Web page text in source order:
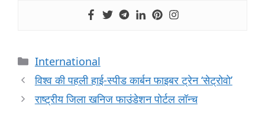
International
विश्व की पहली हाई-स्पीड कार्बन फाइबर ट्रेन ‘सेट्रोवो’
राष्ट्रीय जिला खनिज फाउंडेशन पोर्टल लॉन्च